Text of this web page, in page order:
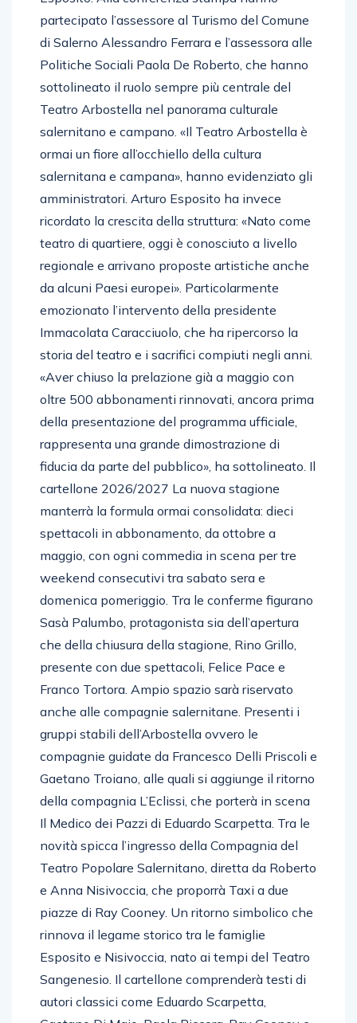
partecipato l’assessore al Turismo del Comune
di Salerno Alessandro Ferrara e l’assessora alle
Politiche Sociali Paola De Roberto, che hanno
sottolineato il ruolo sempre più centrale del
Teatro Arbostella nel panorama culturale
salernitano e campano. «Il Teatro Arbostella è
ormai un fiore all’occhiello della cultura
salernitana e campana», hanno evidenziato gli
amministratori. Arturo Esposito ha invece
ricordato la crescita della struttura: «Nato come
teatro di quartiere, oggi è conosciuto a livello
regionale e arrivano proposte artistiche anche
da alcuni Paesi europei». Particolarmente
emozionato l’intervento della presidente
Immacolata Caracciuolo, che ha ripercorso la
storia del teatro e i sacrifici compiuti negli anni.
«Aver chiuso la prelazione già a maggio con
oltre 500 abbonamenti rinnovati, ancora prima
della presentazione del programma ufficiale,
rappresenta una grande dimostrazione di
fiducia da parte del pubblico», ha sottolineato. Il
cartellone 2026/2027 La nuova stagione
manterrà la formula ormai consolidata: dieci
spettacoli in abbonamento, da ottobre a
maggio, con ogni commedia in scena per tre
weekend consecutivi tra sabato sera e
domenica pomeriggio. Tra le conferme figurano
Sasà Palumbo, protagonista sia dell’apertura
che della chiusura della stagione, Rino Grillo,
presente con due spettacoli, Felice Pace e
Franco Tortora. Ampio spazio sarà riservato
anche alle compagnie salernitane. Presenti i
gruppi stabili dell’Arbostella ovvero le
compagnie guidate da Francesco Delli Priscoli e
Gaetano Troiano, alle quali si aggiunge il ritorno
della compagnia L’Eclissi, che porterà in scena
Il Medico dei Pazzi di Eduardo Scarpetta. Tra le
novità spicca l’ingresso della Compagnia del
Teatro Popolare Salernitano, diretta da Roberto
e Anna Nisivoccia, che proporrà Taxi a due
piazze di Ray Cooney. Un ritorno simbolico che
rinnova il legame storico tra le famiglie
Esposito e Nisivoccia, nato ai tempi del Teatro
Sangenesio. Il cartellone comprenderà testi di
autori classici come Eduardo Scarpetta,